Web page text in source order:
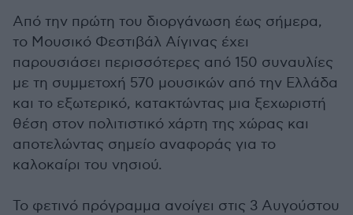
Από την πρώτη του διοργάνωση έως σήμερα,
το Μουσικό Φεστιβάλ Αίγινας έχει
παρουσιάσει περισσότερες από 150 συναυλίες
με τη συμμετοχή 570 μουσικών από την Ελλάδα
και το εξωτερικό, κατακτώντας μια ξεχωριστή
θέση στον πολιτιστικό χάρτη της χώρας και
αποτελώντας σημείο αναφοράς για το
καλοκαίρι του νησιού.
Το φετινό πρόγραμμα ανοίγει στις 3 Αυγούστου